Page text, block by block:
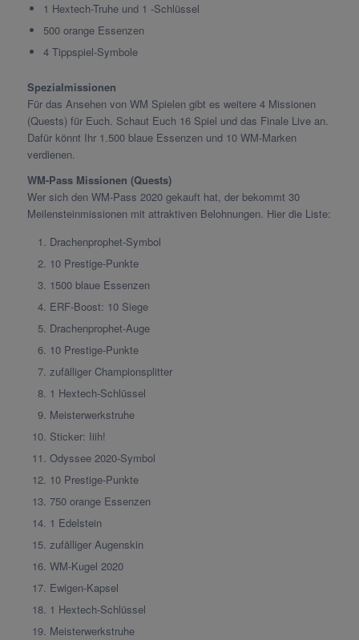
1 Hextech-Truhe und 1 -Schlüssel
500 orange Essenzen
4 Tippspiel-Symbole
Spezialmissionen
Für das Ansehen von WM Spielen gibt es weitere 4 Missionen
(Quests) für Euch. Schaut Euch 16 Spiel und das Finale Live an.
Dafür könnt Ihr 1.500 blaue Essenzen und 10 WM-Marken
verdienen.
WM-Pass Missionen (Quests)
Wer sich den WM-Pass 2020 gekauft hat, der bekommt 30
Meilensteinmissionen mit attraktiven Belohnungen. Hier die Liste:
Drachenprophet-Symbol
10 Prestige-Punkte
1500 blaue Essenzen
ERF-Boost: 10 Siege
Drachenprophet-Auge
10 Prestige-Punkte
zufälliger Championsplitter
1 Hextech-Schlüssel
Meisterwerkstruhe
Sticker: Iiih!
Odyssee 2020-Symbol
10 Prestige-Punkte
750 orange Essenzen
1 Edelstein
zufälliger Augenskin
WM-Kugel 2020
Ewigen-Kapsel
1 Hextech-Schlüssel
Meisterwerkstruhe